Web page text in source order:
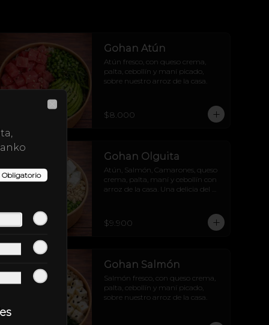
Gohan Atún
Atún fresco, con queso crema,
palta, cebollín y maní picado,
sobre nuestro arroz de la casa.
$8.000
Gohan Olguita
Atún, Salmón, Camarones, queso
crema, palta, maní y cebollín con
arroz de la casa. Una delicia del
$9.900
Gohan Salmón
Salmón fresco, con queso crema,
palta, cebollín y maní picado,
sobre nuestro arroz de la casa.
Obligatorio
Close